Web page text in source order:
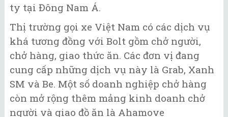
ty tại Đông Nam Á.
Thị trường gọi xe Việt Nam có các dịch vụ
khá tương đồng với Bolt gồm chở người,
chở hàng, giao thức ăn. Các đơn vị đang
cung cấp những dịch vụ này là Grab, Xanh
SM và Be. Một số doanh nghiệp chở hàng
còn mở rộng thêm mảng kinh doanh chở
người và giao đồ ăn là Ahamove